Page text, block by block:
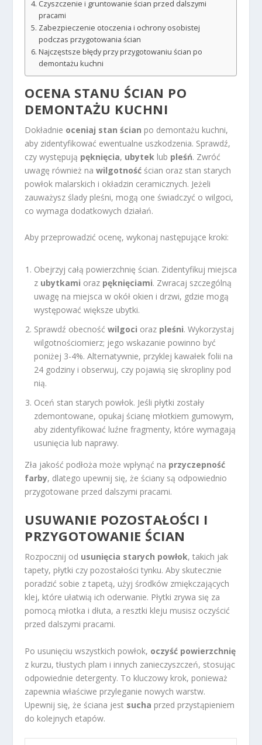
Czyszczenie i gruntowanie ścian przed dalszymi
pracami
Zabezpieczenie otoczenia i ochrony osobistej
podczas przygotowania ścian
Najczęstsze błędy przy przygotowaniu ścian po
demontażu kuchni
OCENA STANU ŚCIAN PO
DEMONTAŻU KUCHNI
Dokładnie oceniaj stan ścian po demontażu kuchni,
aby zidentyfikować ewentualne uszkodzenia. Sprawdź,
czy występują pęknięcia, ubytek lub pleśń. Zwróć
uwagę również nawilgotność ścian oraz stan starych
powłok malarskich i okładzin ceramicznych. Jeżeli
zauważysz ślady pleśni, mogą one świadczyć o wilgoci,
co wymaga dodatkowych działań.
Aby przeprowadzić ocenę, wykonaj następujące kroki:
Obejrzyj całą powierzchnię ścian. Zidentyfikuj miejsca
z ubytkami oraz pęknięciami. Zwracaj szczególną
uwagę na miejsca w okół okien i drzwi, gdzie mogą
występować większe ubytki.
Sprawdź obecnośćwilgoci oraz pleśni. Wykorzystaj
wilgotnościomierz; jego wskazanie powinno być
poniżej 3-4%. Alternatywnie, przyklej kawałek folii na
24 godziny i obserwuj, czy pojawią się skropliny pod
nią.
Oceń stan starych powłok. Jeśli płytki zostały
zdemontowane, opukaj ścianę młotkiem gumowym,
aby zidentyfikować luźne fragmenty, które wymagają
usunięcia lub naprawy.
Zła jakość podłoża może wpłynąć na przyczepność
farby, dlatego upewnij się, że ściany są odpowiednio
przygotowane przed dalszymi pracami.
USUWANIE POZOSTAŁOŚCI I
PRZYGOTOWANIE ŚCIAN
Rozpocznij od usunięcia starych powłok, takich jak
tapety, płytki czy pozostałości tynku. Aby skutecznie
poradzić sobie z tapetą, użyj środków zmiękczających
klej, które ułatwią ich oderwanie. Płytki zrywa się za
pomocą młotka i dłuta, a resztki kleju musisz oczyścić
przed dalszymi pracami.
Po usunięciu wszystkich powłok, oczyść powierzchnię
z kurzu, tłustych plam i innych zanieczyszczeń, stosując
odpowiednie detergenty. To kluczowy krok, ponieważ
zapewnia właściwe przyleganie nowych warstw.
Upewnij się, że ściana jest sucha przed przystąpieniem
do kolejnych etapów.